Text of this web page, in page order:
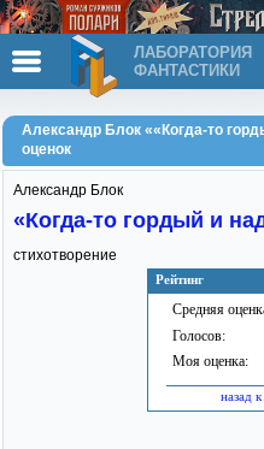
ЛАБОРАТОРИЯ
ФАНТАСТИКИ
Александр Блок ««Когда-то
оценок
Рейтинг
Средняя
Голосов:
Моя оценка:
назад
Александр Блок
«Когда-то гордый и
стихотворение